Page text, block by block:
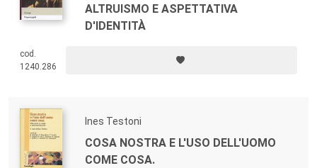
ALTRUISMO E ASPETTATIVA
D'IDENTITÀ
cod.
1240.286
Ines Testoni
COSA NOSTRA E L'USO DELL'UOMO
COME COSA.